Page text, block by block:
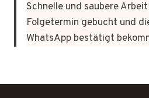
Schnelle und saubere
Folgetermin gebucht und
WhatsApp bestätigt